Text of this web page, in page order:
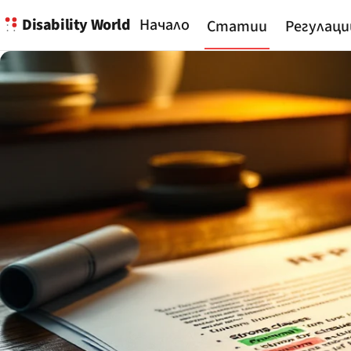
Disability World Начало Статии